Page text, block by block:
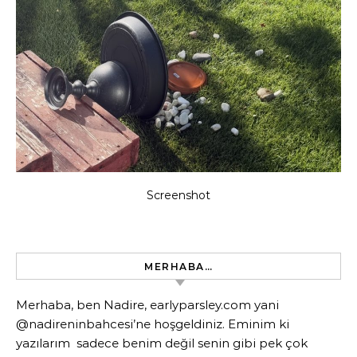
Screenshot
MERHABA…
Merhaba, ben Nadire, earlyparsley.com yani
@nadireninbahcesi’ne hoşgeldiniz. Eminim ki
yazılarım sadece benim değil senin gibi pek çok